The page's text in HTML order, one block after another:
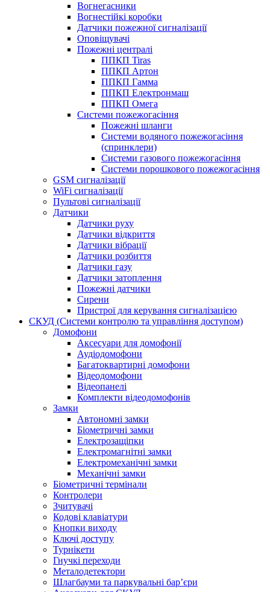
Вогнегасники
Вогнестійкі коробки
Датчики пожежної сигналізації
Оповіщувачі
Пожежні централі
ППКП Tiras
ППКП Артон
ППКП Гамма
ППКП Електронмаш
ППКП Омега
Системи пожежогасіння
Пожежні шланги
Системи водяного пожежогасіння
(спринклери)
Системи газового пожежогасіння
Системи порошкового пожежогасіння
GSM сигналізації
WiFi сигналізації
Пультові сигналізації
Датчики
Датчики руху
Датчики відкриття
Датчики вібрації
Датчики розбиття
Датчики газу
Датчики затоплення
Пожежні датчики
Сирени
Пристрої для керування сигналізацією
СКУД (Системи контролю та управління доступом)
Домофони
Аксесуари для домофонії
Аудіодомофони
Багатоквартирні домофони
Відеодомофони
Відеопанелі
Комплекти відеодомофонів
Замки
Автономні замки
Біометричні замки
Електрозащіпки
Електромагнітні замки
Електромеханічні замки
Механічні замки
Біометричні термінали
Контролери
Зчитувачі
Кодові клавіатури
Кнопки виходу
Ключі доступу
Турнікети
Гнучкі переходи
Металодетектори
Шлагбауми та паркувальні бар’єри